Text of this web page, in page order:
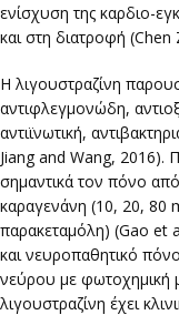
ενίσχυση της καρδιο-
και στη διατροφή (Chen
Η λιγουστραζίνη
αντιφλεγμονώδη,
αντιϊνωτική,
Jiang and Wang, 2016).
σημαντικά τον πόνο
καραγενάνη (10, 20, 80
παρακεταμόλη) (Gao et
και νευροπαθητικό
νεύρου με φωτοχημική
λιγουστραζίνη έχει